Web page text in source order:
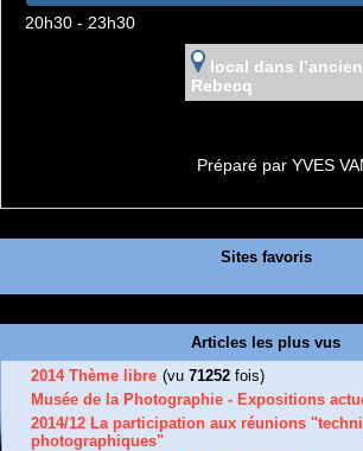
20h30 - 23h30
local dans
Rebecq
Préparé par YVES
Sites favoris
Articles les plus vus
2014 Thème libre (vu 71252 fois)
Musée de la Photographie - Expositions
2014/12 La participation aux réunions
photographiques"